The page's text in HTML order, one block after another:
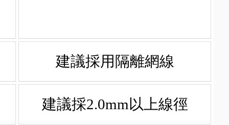
建議採用隔離網線
建議採2.0mm以上線徑